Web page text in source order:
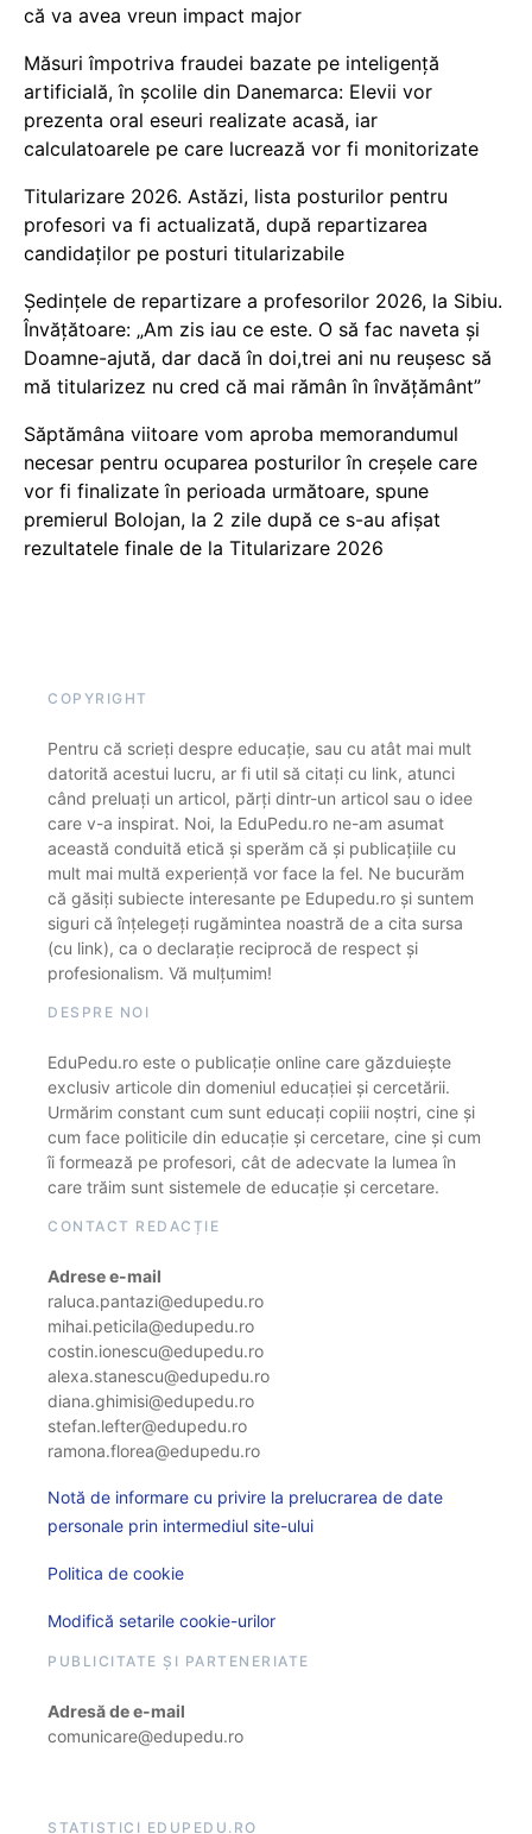
că va avea vreun impact major
Măsuri împotriva fraudei bazate pe inteligență
artificială, în școlile din Danemarca: Elevii vor
prezenta oral eseuri realizate acasă, iar
calculatoarele pe care lucrează vor fi monitorizate
Titularizare 2026. Astăzi, lista posturilor pentru
profesori va fi actualizată, după repartizarea
candidaților pe posturi titularizabile
Ședințele de repartizare a profesorilor 2026, la Sibiu.
Învățătoare: „Am zis iau ce este. O să fac naveta și
Doamne-ajută, dar dacă în doi,trei ani nu reușesc să
mă titularizez nu cred că mai rămân în învățământ”
Săptămâna viitoare vom aproba memorandumul
necesar pentru ocuparea posturilor în creșele care
vor fi finalizate în perioada următoare, spune
premierul Bolojan, la 2 zile după ce s-au afișat
rezultatele finale de la Titularizare 2026
COPYRIGHT
Pentru că scrieți despre educație, sau cu atât mai mult
datorită acestui lucru, ar fi util să citați cu link, atunci
când preluați un articol, părți dintr-un articol sau o idee
care v-a inspirat. Noi, la EduPedu.ro ne-am asumat
această conduită etică și sperăm că și publicațiile cu
mult mai multă experiență vor face la fel. Ne bucurăm
că găsiți subiecte interesante pe Edupedu.ro și suntem
siguri că înțelegeți rugămintea noastră de a cita sursa
(cu link), ca o declarație reciprocă de respect și
profesionalism. Vă mulțumim!
DESPRE NOI
EduPedu.ro este o publicație online care găzduiește
exclusiv articole din domeniul educației și cercetării.
Urmărim constant cum sunt educați copiii noștri, cine și
cum face politicile din educație și cercetare, cine și cum
îi formează pe profesori, cât de adecvate la lumea în
care trăim sunt sistemele de educație și cercetare.
CONTACT REDACȚIE
Adrese e-mail
raluca.pantazi@edupedu.ro
mihai.peticila@edupedu.ro
costin.ionescu@edupedu.ro
alexa.stanescu@edupedu.ro
diana.ghimisi@edupedu.ro
stefan.lefter@edupedu.ro
ramona.florea@edupedu.ro
Notă de informare cu privire la prelucrarea de date
personale prin intermediul site-ului
Politica de cookie
Modifică setarile cookie-urilor
PUBLICITATE ȘI PARTENERIATE
Adresă de e-mail
comunicare@edupedu.ro
STATISTICI EDUPEDU.RO